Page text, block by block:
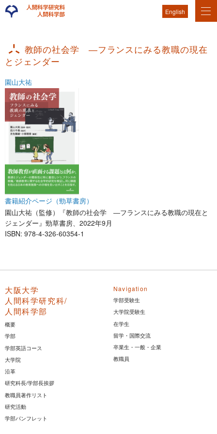
English
教師の社会学 ―フランスにみる教職の現在
とジェンダー
園山大祐
書籍紹介ページ（勁草書房）
園山大祐（監修）『教師の社会学 ―フランスにみる教職の現在と
ジェンダー』勁草書房、2022年9月
ISBN: 978-4-326-60354-1
大阪大学
人間科学研究科/
人間科学部
概要
学部
学部英語コース
大学院
沿革
研究科長/学部長挨拶
教職員著作リスト
研究活動
学部パンフレット
Navigation
学部受験生
大学院受験生
在学生
留学・国際交流
卒業生・一般・企業
教職員